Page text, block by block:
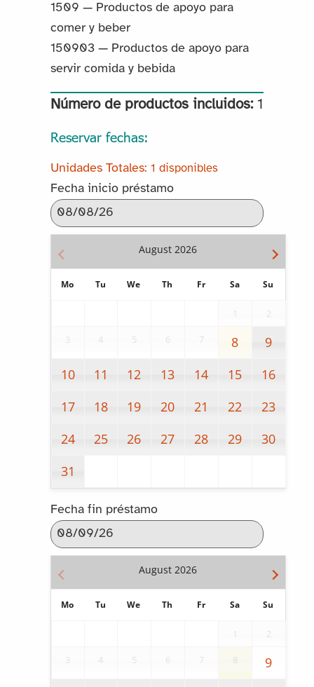
1509 — Productos de apoyo para
comer y beber
150903 — Productos de apoyo para
servir comida y bebida
Número de productos incluidos:1
Reservar fechas:
1 disponibles
Fecha inicio préstamo
August 2026
Mo Tu We Th Fr Sa Su
2
3 4 5 6 7 8
9
10
11 12 13 14 15
16
17
18 19 20 21 22
23
24
25 26 27 28 29
30
31
Fecha fin préstamo
August 2026
Mo Tu We Th Fr Sa Su
2
3 4 5 6 7 8
9